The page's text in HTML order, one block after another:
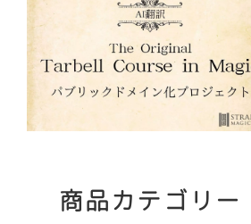
商品カテゴリー